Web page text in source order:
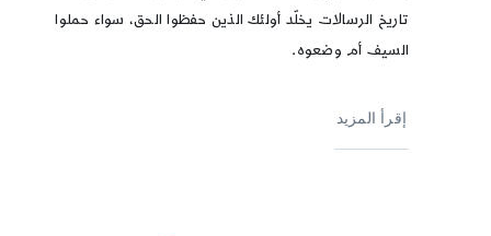
تاريخ الرسالات يخلّد أولئك الذين حفظوا الحق، سواء حملوا
السيف أم وضعوه.
إقرأ المزيد